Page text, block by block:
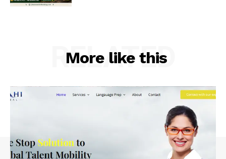
More like this
RELATED